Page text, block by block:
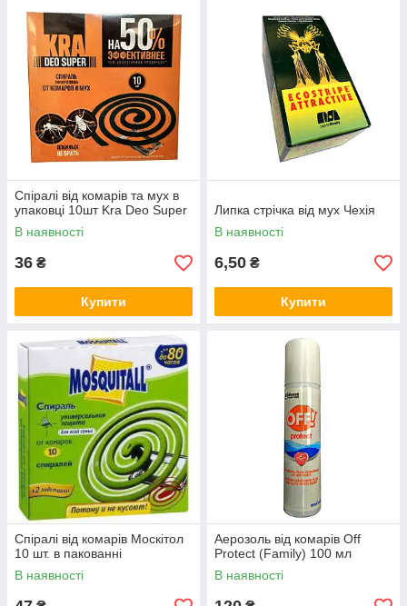
Спіралі від комарів та мух в
упаковці 10шт Kra Deo Super
В наявності
36 ₴
Купити
Липка стрічка від мух Чехія
В наявності
6,50 ₴
Купити
Спіралі від комарів Москітол
10 шт. в пакованні
В наявності
Аерозоль від комарів Off
Protect (Family) 100 мл
В наявності